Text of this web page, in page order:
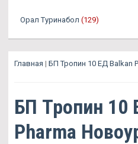
Орал Туринабол (129)
Главная | БП Тропин 10 ЕД Balkan
БП Тропин 10
Pharma